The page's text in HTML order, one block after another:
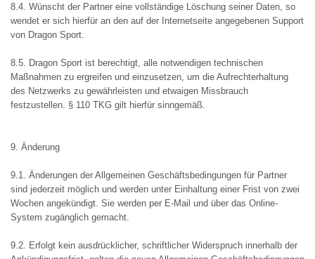
8.4. Wünscht der Partner eine vollständige Löschung seiner Daten, so
wendet er sich hierfür an den auf der Internetseite angegebenen Support
von Dragon Sport.
8.5. Dragon Sport ist berechtigt, alle notwendigen technischen
Maßnahmen zu ergreifen und einzusetzen, um die Aufrechterhaltung
des Netzwerks zu gewährleisten und etwaigen Missbrauch
festzustellen. § 110 TKG gilt hierfür sinngemäß.
9. Änderung
9.1. Änderungen der Allgemeinen Geschäftsbedingungen für Partner
sind jederzeit möglich und werden unter Einhaltung einer Frist von zwei
Wochen angekündigt. Sie werden per E-Mail und über das Online-
System zugänglich gemacht.
9.2. Erfolgt kein ausdrücklicher, schriftlicher Widerspruch innerhalb der